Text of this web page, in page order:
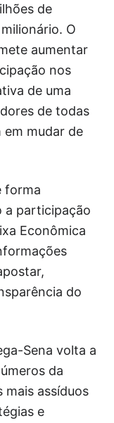
de
O
aumentar
nos
de uma
de todas
em mudar de
forma
a participação
Econômica
do
Sena volta a
da
assíduos
e